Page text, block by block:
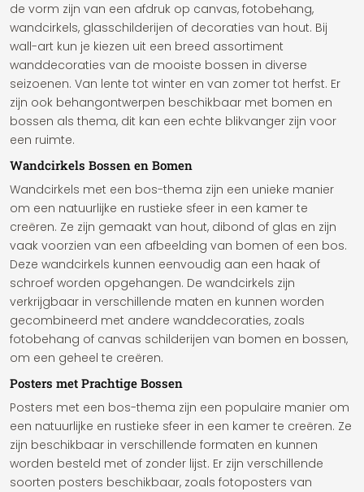
de vorm zijn van een afdruk op canvas, fotobehang,
wandcirkels, glasschilderijen of decoraties van hout. Bij
wall-art kun je kiezen uit een breed assortiment
wanddecoraties van de mooiste bossen in diverse
seizoenen. Van lente tot winter en van zomer tot herfst. Er
zijn ook behangontwerpen beschikbaar met bomen en
bossen als thema, dit kan een echte blikvanger zijn voor
een ruimte.
Wandcirkels Bossen en Bomen
Wandcirkels met een bos-thema zijn een unieke manier
om een natuurlijke en rustieke sfeer in een kamer te
creëren. Ze zijn gemaakt van hout, dibond of glas en zijn
vaak voorzien van een afbeelding van bomen of een bos.
Deze wandcirkels kunnen eenvoudig aan een haak of
schroef worden opgehangen. De wandcirkels zijn
verkrijgbaar in verschillende maten en kunnen worden
gecombineerd met andere wanddecoraties, zoals
fotobehang of canvas schilderijen van bomen en bossen,
om een geheel te creëren.
Posters met Prachtige Bossen
Posters met een bos-thema zijn een populaire manier om
een natuurlijke en rustieke sfeer in een kamer te creëren. Ze
zijn beschikbaar in verschillende formaten en kunnen
worden besteld met of zonder lijst. Er zijn verschillende
soorten posters beschikbaar, zoals fotoposters van